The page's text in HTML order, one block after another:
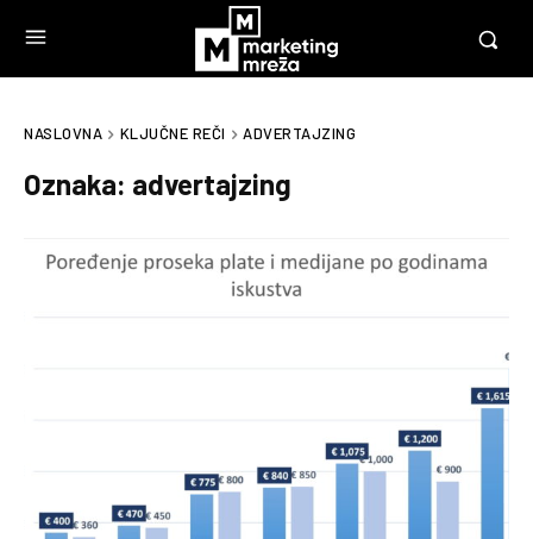
NASLOVNA KLJUČNE REČI ADVERTAJZING
Oznaka: advertajzing